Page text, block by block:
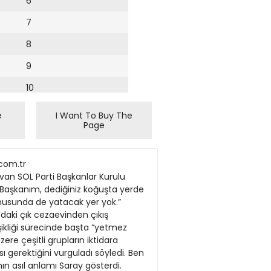
7
8
9
10
14
I Want To Buy The
Page
çözümün, yeni sistemin doğasını bulunduğunu da kabul etti. değil gerekirse cefasına talibiz. ihraç edilen bir şahısla bile aynı köşesinde tartışalım zedelemeyecek tamirat ve Aksayan yönlerin “mutlaka ele MHP yancı değildir.” kareye girmeye içimiz acısa bile onarımın karşılıklı uzlaşmayla alınıp düzeltilmesi gerektiğini” de ses çıkarmadık. Sanıyorum herkes MHP lideri Devlet yapılacağının inancına sahibiz. ifade eden Bahçeli, “Her yönetim ‘Oğan’ göndermesi mesajı aldı ve anladı” diyerek Bahçeli, “Erdoğa